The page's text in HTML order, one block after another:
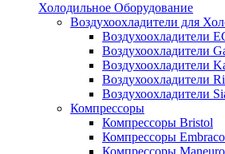
Холодильное Оборудование
Воздухоохладители для
Воздухоохладители
Воздухоохладители
Воздухоохладители
Воздухоохладители
Воздухоохладители
Компрессоры
Компрессоры Bristol
Компрессоры
Компрессоры